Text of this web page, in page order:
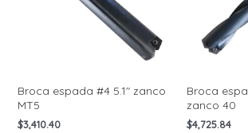
Broca espada #4 5.1″ zanco
MT5
$3,410.40
Broca
zanco 40
$4,725.84